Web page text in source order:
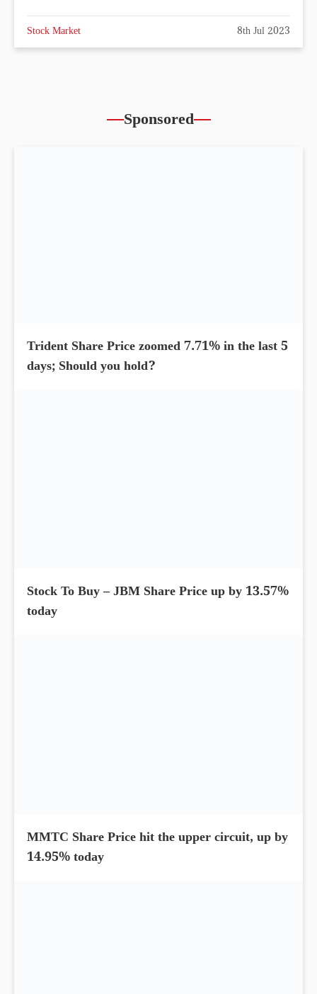
Stock Market 8th Jul 2023
Sponsored
Trident Share Price zoomed 7.71% in the last 5
days; Should you hold?
Stock To Buy – JBM Share Price up by 13.57%
today
MMTC Share Price hit the upper circuit, up by
14.95% today